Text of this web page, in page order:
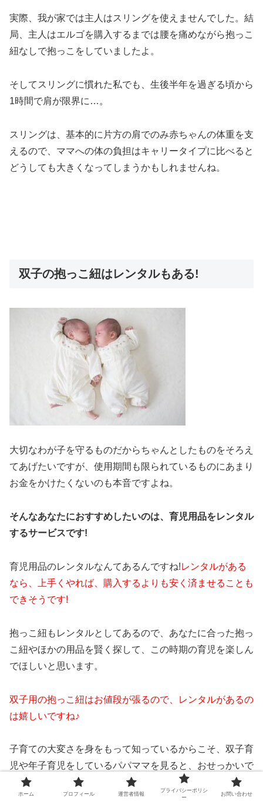
実際、我が家では主人はスリングを使えませんでした。結
局、主人はエルゴを購入するまでは腰を痛めながら抱っこ
紐なしで抱っこをしていましたよ。
そしてスリングに慣れた私でも、生後半年を過ぎる頃から
1時間で肩が限界に…。
スリングは、基本的に片方の肩でのみ赤ちゃんの体重を支
えるので、ママへの体の負担はキャリータイプに比べると
どうしても大きくなってしまうかもしれませんね。
双子の抱っこ紐はレンタルもある!
大切なわが子を守るものだからちゃんとしたものをそろえ
てあげたいですが、使用期間も限られているものにあまり
お金をかけたくないのも本音ですよね。
そんなあなたにおすすめしたいのは、育児用品をレンタル
するサービスです!
育児用品のレンタルなんてあるんですね!レンタルがある
なら、上手くやれば、購入するよりも安く済ませることも
できそうです!
抱っこ紐もレンタルとしてあるので、あなたに合った抱っ
こ紐やほかの用品を賢く探して、この時期の育児を楽しん
でほしいと思います。
双子用の抱っこ紐はお値段が張るので、レンタルがあるの
は嬉しいですね♪
子育ての大変さを身をもって知っているからこそ、双子育
児や年子育児をしているパパママを見ると、おせっかいで
すが心配で応援したくなります。(笑)
ホーム プロフィール 運営者情報
プライバシーポリシ
ー
お問い合わせ